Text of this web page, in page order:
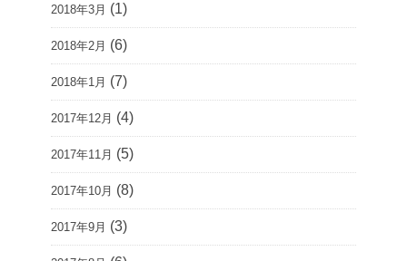
2018年3月 (1)
2018年2月 (6)
2018年1月 (7)
2017年12月 (4)
2017年11月 (5)
2017年10月 (8)
2017年9月 (3)